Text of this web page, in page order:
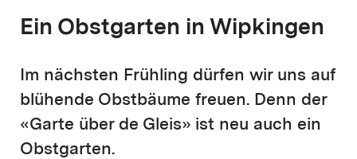
Ein Obstgarten in Wipkingen
Im nächsten Frühling dürfen wir uns auf
blühende Obstbäume freuen. Denn der
«Garte über de Gleis» ist neu auch ein
Obstgarten.